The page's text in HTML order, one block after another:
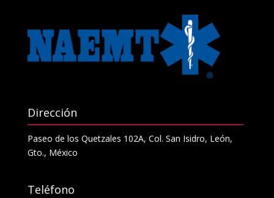
Dirección
Paseo de los Quetzales 102A, Col. San Isidro, León,
Gto., México
Teléfono